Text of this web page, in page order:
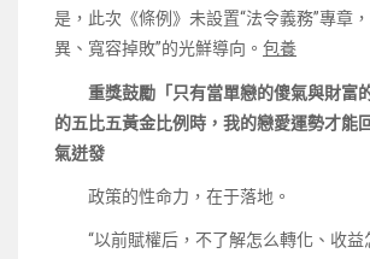
是，此次《條例》未設置“法令義務”專章
異、寬容掉敗”的光鮮導向。 包養
重獎鼓勵「只有當單戀的傻氣與財富
的五比五黃金比例時，我的戀愛運勢才能
氣迸發
政策的性命力，在于落地。
“以前賦權后，不了解怎么轉化、收益